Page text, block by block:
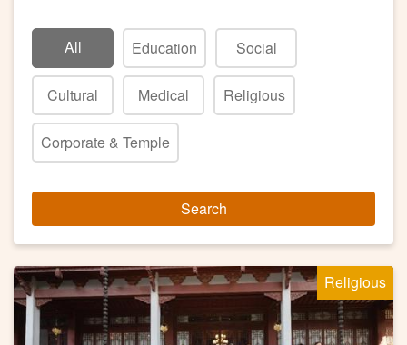
All Education Social
Cultural Medical Religious
Corporate & Temple
Search
Religious